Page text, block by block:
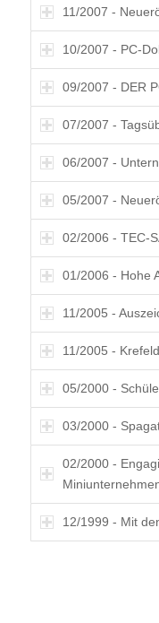
11/2007 -
10/2007 - PC-
09/2007 - DER
07/2007 -
06/2007 -
05/2007 -
02/2006 - TEC-
01/2006 - Hohe
11/2005 -
11/2005 -
05/2000 -
03/2000 -
02/2000 -
12/1999 - Mit